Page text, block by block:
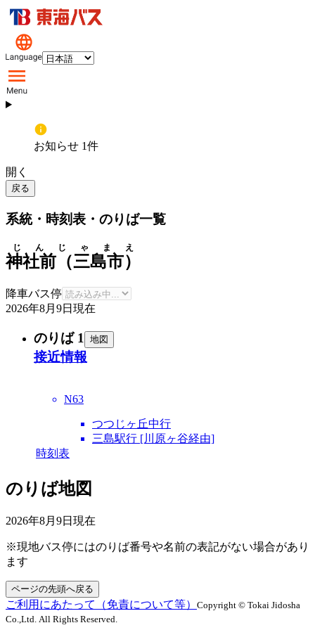
お知らせ 1件
開く
戻る
系統・時刻表・のりば一覧
神社前（三島市）
じんじゃまえ
降車バス停
2026年8月9日 現在
のりば 1 地図
接近情報
N63
つつじヶ丘中行
三島駅行 [川原ヶ谷経由]
時刻表
のりば地図
2026年8月9日 現在
※現地バス停にはのりば番号や名前の表記がない場合があり
ます
ページの先頭へ戻る
ご利用にあたって（免責について等） Copyright © Tokai Jidosha
Co.,Ltd. All Rights Reserved.